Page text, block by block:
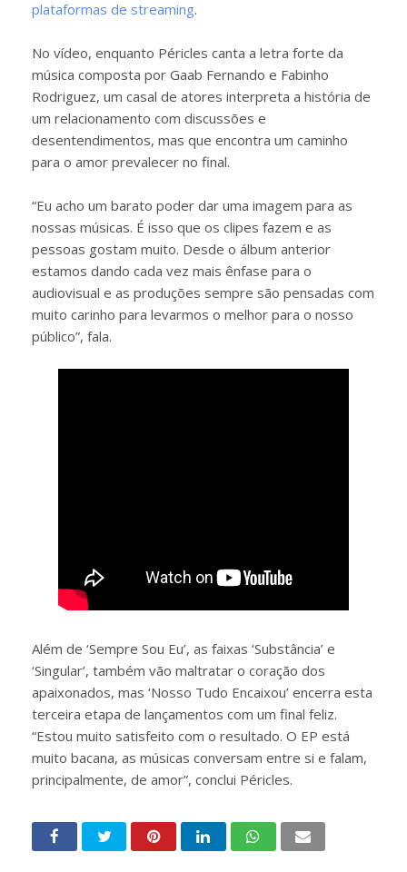
plataformas de streaming.
No vídeo, enquanto Péricles canta a letra forte da
música composta por Gaab Fernando e Fabinho
Rodriguez, um casal de atores interpreta a história de
um relacionamento com discussões e
desentendimentos, mas que encontra um caminho
para o amor prevalecer no final.
“Eu acho um barato poder dar uma imagem para as
nossas músicas. É isso que os clipes fazem e as
pessoas gostam muito. Desde o álbum anterior
estamos dando cada vez mais ênfase para o
audiovisual e as produções sempre são pensadas com
muito carinho para levarmos o melhor para o nosso
público”, fala.
Além de ‘Sempre Sou Eu’, as faixas ‘Substância’ e
‘Singular’, também vão maltratar o coração dos
apaixonados, mas ‘Nosso Tudo Encaixou’ encerra esta
terceira etapa de lançamentos com um final feliz.
“Estou muito satisfeito com o resultado. O EP está
muito bacana, as músicas conversam entre si e falam,
principalmente, de amor”, conclui Péricles.